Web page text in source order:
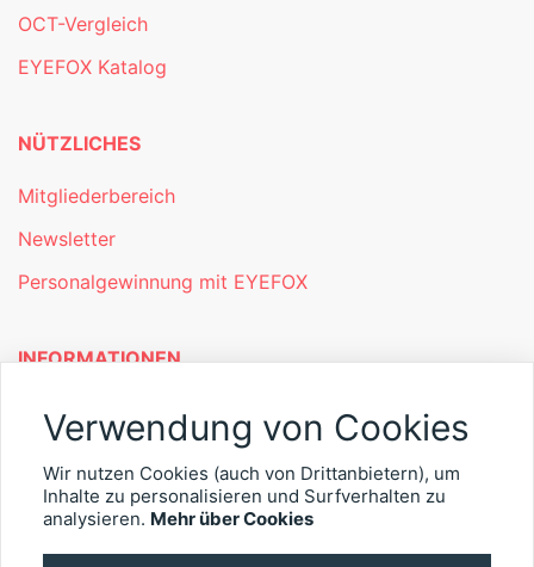
OCT-Vergleich
EYEFOX Katalog
NÜTZLICHES
Mitgliederbereich
Newsletter
Personalgewinnung mit EYEFOX
INFORMATIONEN
Was ist EYEFOX – Ihre Möglichkeiten
Kontakt
Verwendung von Cookies
Wir nutzen Cookies (auch von Drittanbietern), um
Inhalte zu personalisieren und Surfverhalten zu
analysieren. Mehr über Cookies